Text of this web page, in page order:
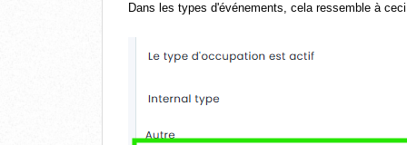
Dans les types d'événements, cela ressemble à